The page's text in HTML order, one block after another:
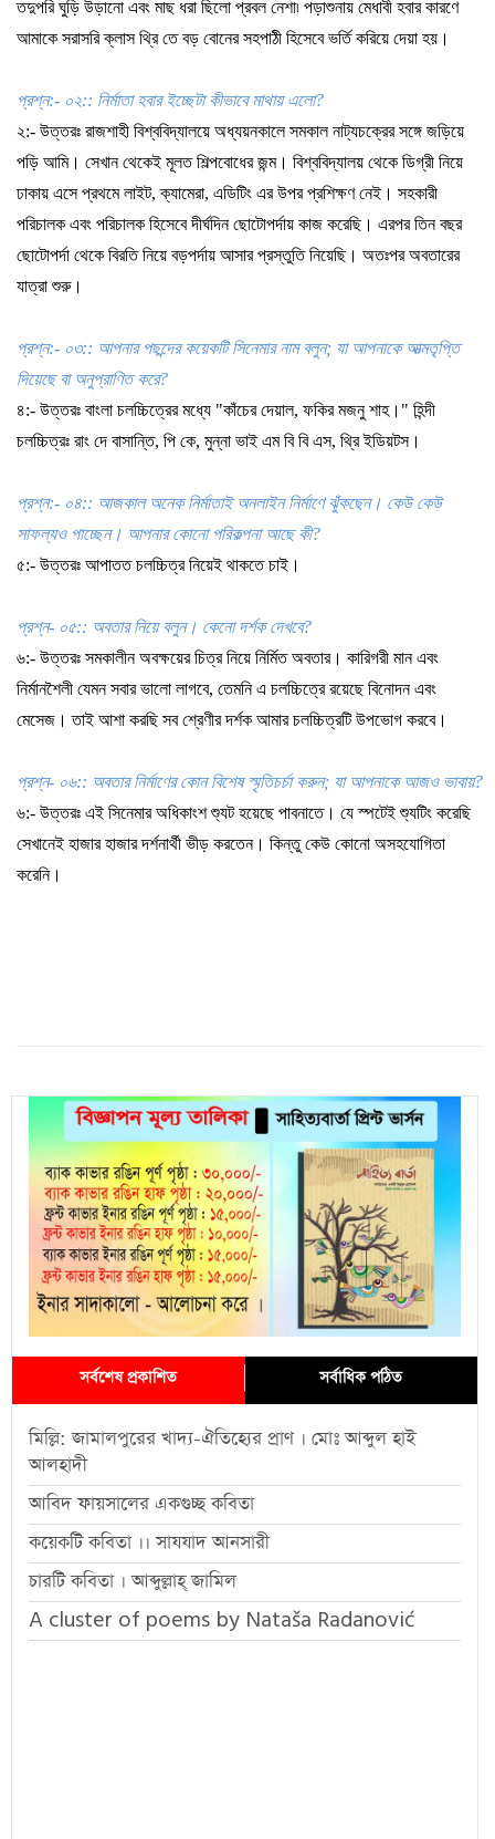
তদুপরি ঘুড়ি উড়ানো এবং মাছ ধরা ছিলো প্রবল নেশা৷ পড়াশুনায় মেধাবী হবার কারণে
আমাকে সরাসরি ক্লাস থ্রি তে বড় বোনের সহপাঠী হিসেবে ভর্তি করিয়ে দেয়া হয় ।
প্রশ্ন:- ০২:: নির্মাতা হবার ইচ্ছেটা কীভাবে মাথায় এলো?
২:- উত্তরঃ রাজশাহী বিশ্ববিদ্যালয়ে অধ্যয়নকালে সমকাল নাট্যচক্রের সঙ্গে জড়িয়ে
পড়ি আমি। সেখান থেকেই মূলত শিল্পবোধের জন্ম। বিশ্ববিদ্যালয় থেকে ডিগ্রী নিয়ে
ঢাকায় এসে প্রথমে লাইট,ক্যামেরা, এডিটিং এর উপর প্রশিক্ষণ নেই। সহকারী
পরিচালক এবং পরিচালক হিসেবে দীর্ঘদিন ছোটোপর্দায় কাজ করেছি। এরপর তিন বছর
ছোটোপর্দা থেকে বিরতি নিয়ে বড়পর্দায় আসার প্রস্তুতি নিয়েছি। অতঃপর অবতারের
যাত্রা শুরু।
প্রশ্ন:- ০৩:: আপনার পছন্দের কয়েকটি সিনেমার নাম বলুন; যা আপনাকে আত্মতৃপ্তি
দিয়েছে বা অনুপ্রাণিত করে?
৪:- উত্তরঃ বাংলা চলচ্চিত্রের মধ্যে "কাঁচের দেয়াল, ফকির মজনু শাহ। " হিন্দী
চলচ্চিত্রঃ রাং দে বাসান্তি, পি কে, মুন্না ভাই এম বি বি এস, থ্রি ইডিয়টস।
প্রশ্ন:- ০৪:: আজকাল অনেক নির্মাতাই অনলাইন নির্মাণে ঝুঁকছেন। কেউ কেউ
সাফল্যও পাচ্ছেন। আপনার কোনো পরিকল্পনা আছে কী?
৫:- উত্তরঃ আপাতত চলচ্চিত্র নিয়েই থাকতে চাই ।
প্রশ্ন- ০৫:: অবতার নিয়ে বলুন। কেনো দর্শক দেখবে?
৬:- উত্তরঃ সমকালীন অবক্ষয়ের চিত্র নিয়ে নির্মিত অবতার। কারিগরী মান এবং
নির্মানশৈলী যেমন সবার ভালো লাগবে, তেমনি এ চলচ্চিত্রে রয়েছে বিনোদন এবং
মেসেজ। তাই আশা করছি সব শ্রেণীর দর্শক আমার চলচ্চিত্রটি উপভোগ করবে।
প্রশ্ন- ০৬:: অবতার নির্মাণের কোন বিশেষ স্মৃতিচর্চা করুন; যা আপনাকে আজও ভাবায়?
৬:- উত্তরঃ এই সিনেমার অধিকাংশ শ্যুট হয়েছে পাবনাতে। যে স্পটেই শ্যুটিং করেছি
সেখানেই হাজার হাজার দর্শনার্থী ভীড় করতেন। কিন্তু কেউ কোনো অসহযোগিতা
করেনি।
সর্বশেষ প্রকাশিত সর্বাধিক পঠিত
মিল্লি: জামালপুরের খাদ্য-ঐতিহ্যের প্রাণ । মোঃ আব্দুল হাই
আলহাদী
আবিদ ফায়সালের একগুচ্ছ কবিতা
কয়েকটি কবিতা ।। সাযযাদ আনসারী
চারটি কবিতা । আব্দুল্লাহ্ জামিল
A cluster of poems by Nataša Radanović